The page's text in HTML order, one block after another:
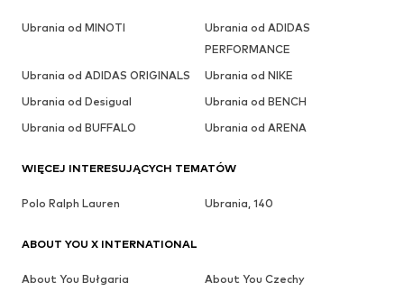
Ubrania od MINOTI
Ubrania od ADIDAS
PERFORMANCE
Ubrania od ADIDAS ORIGINALS
Ubrania od NIKE
Ubrania od Desigual
Ubrania od BENCH
Ubrania od BUFFALO
Ubrania od ARENA
WIĘCEJ INTERESUJĄCYCH TEMATÓW
Polo Ralph Lauren Ubrania, 140
ABOUT YOU X INTERNATIONAL
About You Bułgaria
About You Czechy